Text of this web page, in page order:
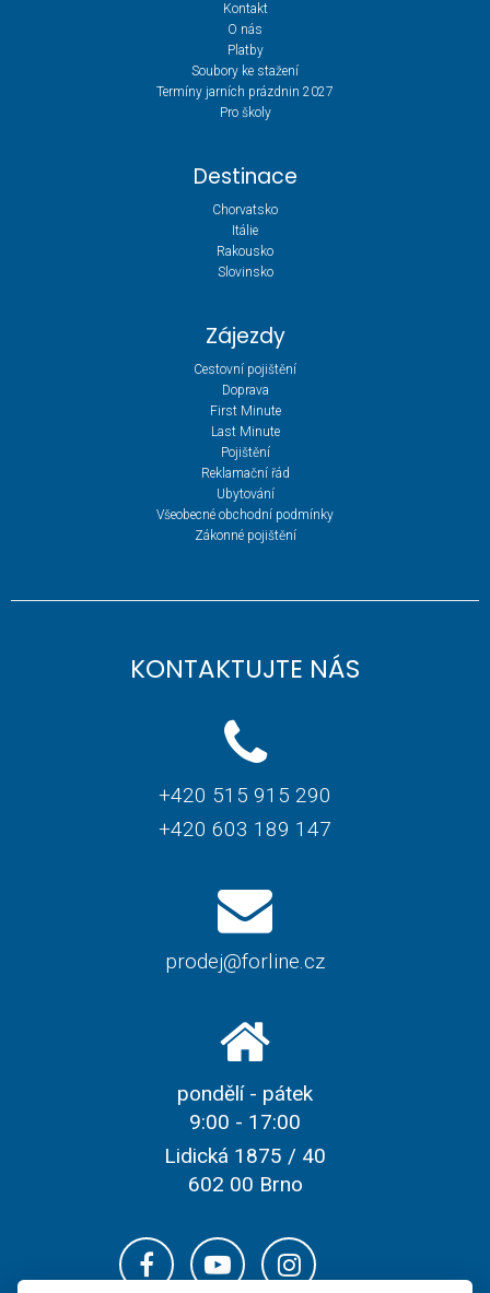
Kontakt
O nás
Platby
Soubory ke stažení
Termíny jarních prázdnin 2027
Pro školy
Destinace
Chorvatsko
Itálie
Rakousko
Slovinsko
Zájezdy
Cestovní pojištění
Doprava
First Minute
Last Minute
Pojištění
Reklamační řád
Ubytování
Všeobecné obchodní podmínky
Zákonné pojištění
KONTAKTUJTE NÁS
+420 515 915 290
+420 603 189 147
prodej@forline.cz
pondělí - pátek
9:00 - 17:00
Lidická 1875 / 40
602 00 Brno